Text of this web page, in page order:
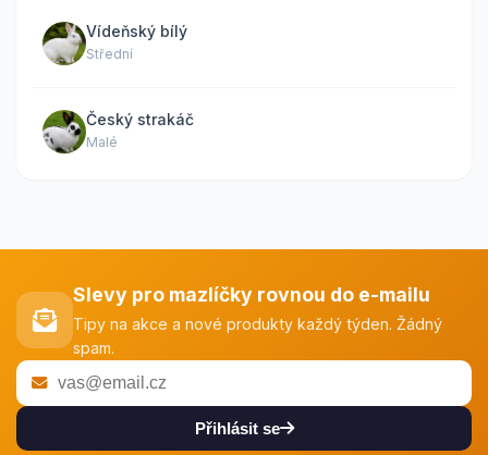
Vídeňský bílý
Střední
Český strakáč
Malé
Slevy pro mazlíčky rovnou do e-mailu
Tipy na akce a nové produkty každý týden. Žádný
spam.
Přihlásit se